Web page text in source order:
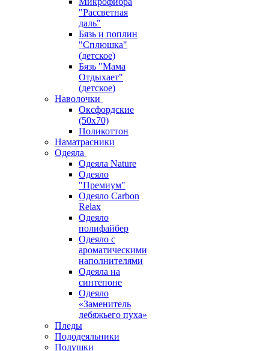
"Рассветная
даль"
Бязь и поплин
"Сплюшка"
(детское)
Бязь "Мама
Отдыхает"
(детское)
Наволочки
Оксфордские
(50х70)
Поликоттон
Наматрасники
Одеяла
Одеяла Nature
Одеяло
"Премиум"
Одеяло Carbon
Relax
Одеяло
полифайбер
Одеяло с
ароматическими
наполнителями
Одеяла на
синтепоне
Одеяло
«Заменитель
лебяжьего пуха»
Пледы
Пододеяльники
Подушки